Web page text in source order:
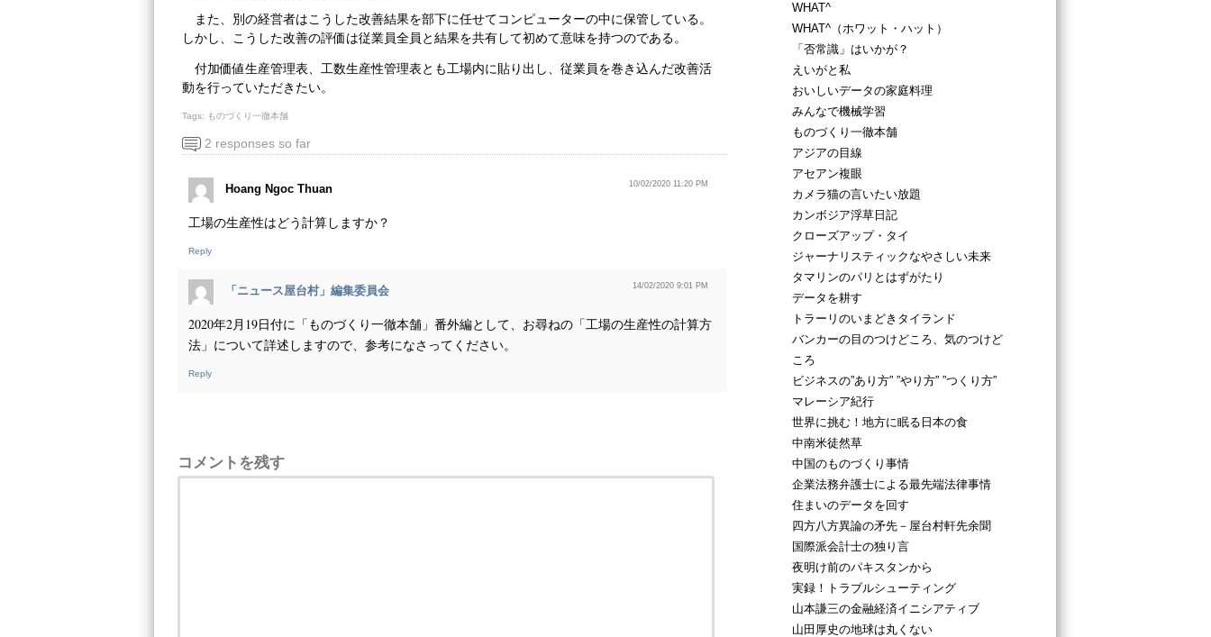
また、別の経営者はこうした改善結果を部下に任せてコンピューターの中に保管している。
しかし、こうした改善の評価は従業員全員と結果を共有して初めて意味を持つのである。
付加価値生産管理表、工数生産性管理表とも工場内に貼り出し、従業員を巻き込んだ改善活
動を行っていただきたい。
Tags: ものづくり一徹本舗
2 responses so far
Hoang Ngoc Thuan 10/02/2020 11:20 PM
工場の生産性はどう計算しますか？
Reply
「ニュース屋台村」編集委員会 14/02/2020 9:01 PM
2020年2月19日付に「ものづくり一徹本舗」番外編として、お尋ねの「工場の生産性の計算方
法」について詳述しますので、参考になさってください。
Reply
コメントを残す
WHAT^
WHAT^（ホワット・ハット）
「否常識」はいかが？
えいがと私
おいしいデータの家庭料理
みんなで機械学習
ものづくり一徹本舗
アジアの目線
アセアン複眼
カメラ猫の言いたい放題
カンボジア浮草日記
クローズアップ・タイ
ジャーナリスティックなやさしい未来
タマリンのパリとはずがたり
データを耕す
トラーリのいまどきタイランド
バンカーの目のつけどころ、気のつけど
ころ
ビジネスの”あり方” ”やり方” ”つくり方”
マレーシア紀行
世界に挑む！地方に眠る日本の食
中南米徒然草
中国のものづくり事情
企業法務弁護士による最先端法律事情
住まいのデータを回す
四方八方異論の矛先－屋台村軒先余聞
国際派会計士の独り言
夜明け前のパキスタンから
実録！トラブルシューティング
山本謙三の金融経済イニシアティブ
山田厚史の地球は丸くない